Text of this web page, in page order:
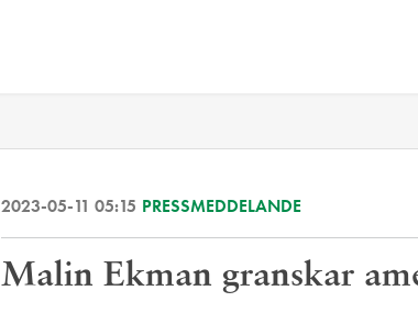
2023-05-11 05:15 PRESSMEDDELANDE
Malin Ekman granskar